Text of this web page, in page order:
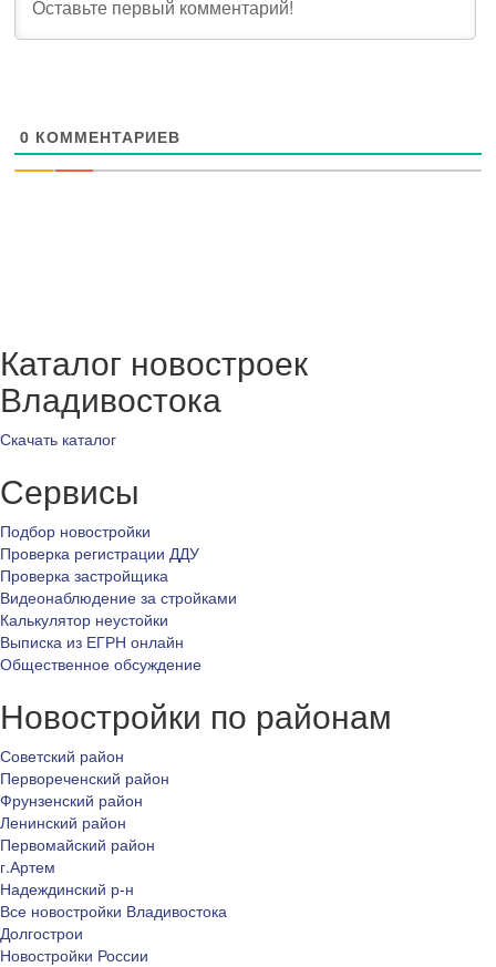
0 КОММЕНТАРИЕВ
Каталог новостроек
Владивостока
Скачать каталог
Сервисы
Подбор новостройки
Проверка регистрации ДДУ
Проверка застройщика
Видеонаблюдение за стройками
Калькулятор неустойки
Выписка из ЕГРН онлайн
Общественное обсуждение
Новостройки по районам
Советский район
Первореченский район
Фрунзенский район
Ленинский район
Первомайский район
г.Артем
Надеждинский р-н
Все новостройки Владивостока
Долгострои
Новостройки России